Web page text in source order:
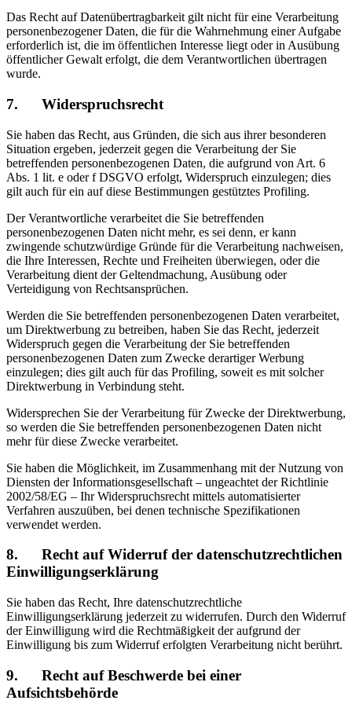
Das Recht auf Datenübertragbarkeit gilt nicht für eine Verarbeitung
personenbezogener Daten, die für die Wahrnehmung einer Aufgabe
erforderlich ist, die im öffentlichen Interesse liegt oder in Ausübung
öffentlicher Gewalt erfolgt, die dem Verantwortlichen übertragen
wurde.
7. Widerspruchsrecht
Sie haben das Recht, aus Gründen, die sich aus ihrer besonderen
Situation ergeben, jederzeit gegen die Verarbeitung der Sie
betreffenden personenbezogenen Daten, die aufgrund von Art. 6
Abs. 1 lit. e oder f DSGVO erfolgt, Widerspruch einzulegen; dies
gilt auch für ein auf diese Bestimmungen gestütztes Profiling.
Der Verantwortliche verarbeitet die Sie betreffenden
personenbezogenen Daten nicht mehr, es sei denn, er kann
zwingende schutzwürdige Gründe für die Verarbeitung nachweisen,
die Ihre Interessen, Rechte und Freiheiten überwiegen, oder die
Verarbeitung dient der Geltendmachung, Ausübung oder
Verteidigung von Rechtsansprüchen.
Werden die Sie betreffenden personenbezogenen Daten verarbeitet,
um Direktwerbung zu betreiben, haben Sie das Recht, jederzeit
Widerspruch gegen die Verarbeitung der Sie betreffenden
personenbezogenen Daten zum Zwecke derartiger Werbung
einzulegen; dies gilt auch für das Profiling, soweit es mit solcher
Direktwerbung in Verbindung steht.
Widersprechen Sie der Verarbeitung für Zwecke der Direktwerbung,
so werden die Sie betreffenden personenbezogenen Daten nicht
mehr für diese Zwecke verarbeitet.
Sie haben die Möglichkeit, im Zusammenhang mit der Nutzung von
Diensten der Informationsgesellschaft – ungeachtet der Richtlinie
2002/58/EG – Ihr Widerspruchsrecht mittels automatisierter
Verfahren auszuüben, bei denen technische Spezifikationen
verwendet werden.
8. Recht auf Widerruf der datenschutzrechtlichen
Einwilligungserklärung
Sie haben das Recht, Ihre datenschutzrechtliche
Einwilligungserklärung jederzeit zu widerrufen. Durch den Widerruf
der Einwilligung wird die Rechtmäßigkeit der aufgrund der
Einwilligung bis zum Widerruf erfolgten Verarbeitung nicht berührt.
9. Recht auf Beschwerde bei einer
Aufsichtsbehörde